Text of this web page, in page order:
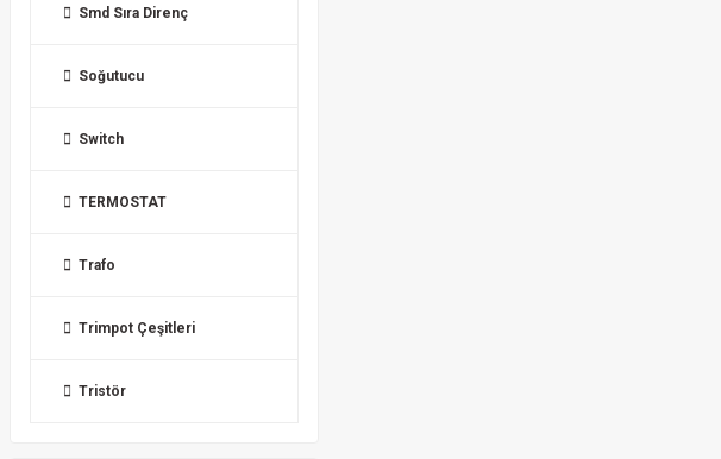
Smd Sıra Direnç
Soğutucu
Switch
TERMOSTAT
Trafo
Trimpot Çeşitleri
Tristör